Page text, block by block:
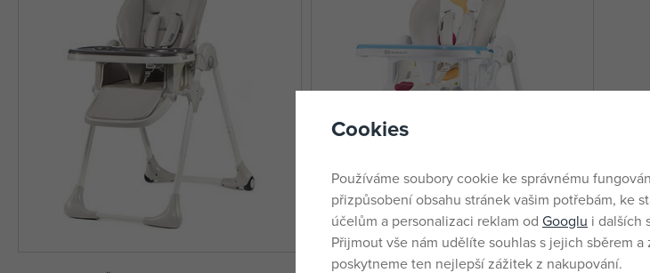
Cookies
Používáme soubory cookie ke správnému
přizpůsobení obsahu stránek vašim potřebám, ke
účelům a personalizaci reklam od Googlu i dalších
Přijmout vše nám udělíte souhlas s jejich sběrem a
poskytneme ten nejlepší zážitek z nakupování.